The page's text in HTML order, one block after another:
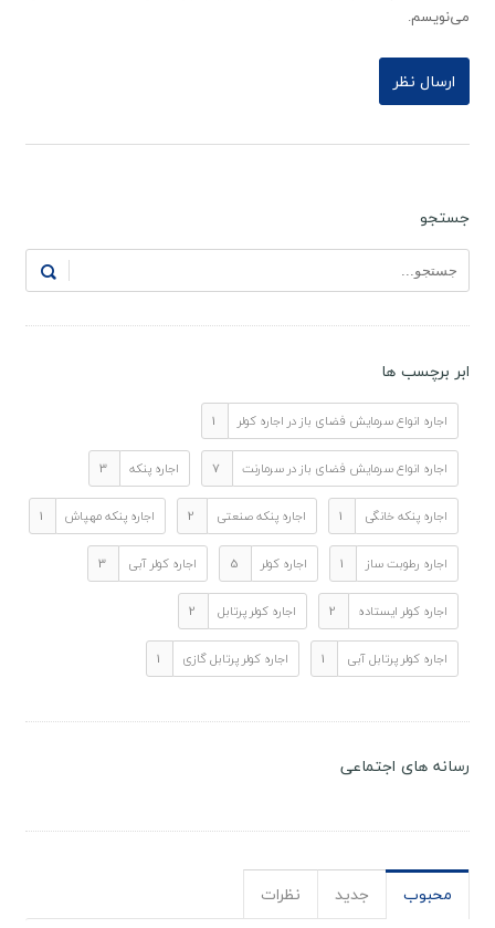
می‌نویسم.
جستجو
ابر برچسب ها
اجاره انواع سرمایش فضای باز در اجاره کولر 1
اجاره انواع سرمایش فضای باز در سرمارنت 7 اجاره پنکه 3
اجاره پنکه خانگی 1 اجاره پنکه صنعتی 2 اجاره پنکه مهپاش 1
اجاره رطوبت ساز 1 اجاره کولر 5 اجاره کولر آبی 3
اجاره کولر ایستاده 2 اجاره کولر پرتابل 2
اجاره کولر پرتابل آبی 1 اجاره کولر پرتابل گازی 1
رسانه های اجتماعی
محبوب جدید
نظرات